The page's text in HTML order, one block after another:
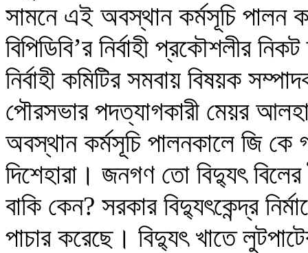
সামনে এই অবস্থান কর্মসূচি পালন
বিপিডিবি’র নির্বাহী প্রকৌশলীর
নির্বাহী কমিটির সমবায় বিষয়ক
পৌরসভার পদত্যাগকারী মেয়র
অবস্থান কর্মসূচি পালনকালে জি কে
দিশেহারা। জনগণ তো বিদ্যুৎ বিলের
বাকি কেন? সরকার বিদ্যুৎকেন্দ্র
পাচার করেছে। বিদ্যুৎ খাতে